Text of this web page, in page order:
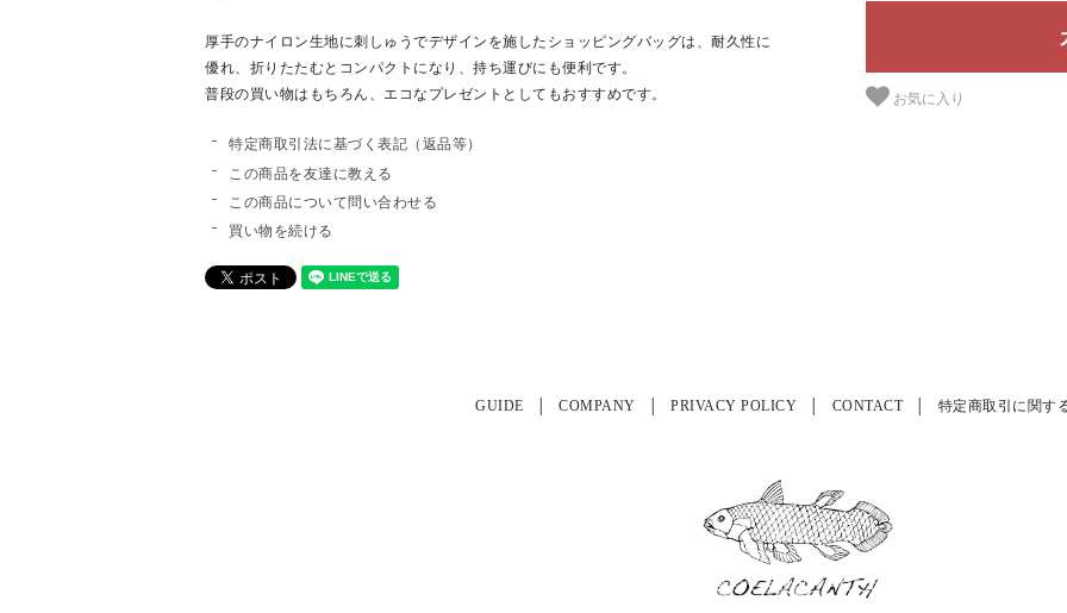
お気に入り
厚手のナイロン生地に刺しゅうでデザインを施したショッピングバッグは、耐久性に
優れ、折りたたむとコンパクトになり、持ち運びにも便利です。
普段の買い物はもちろん、エコなプレゼントとしてもおすすめです。
特定商取引法に基づく表記（返品等）
この商品を友達に教える
この商品について問い合わせる
買い物を続ける
GUIDE COMPANY PRIVACY POLICY CONTACT 特定商取引に関す